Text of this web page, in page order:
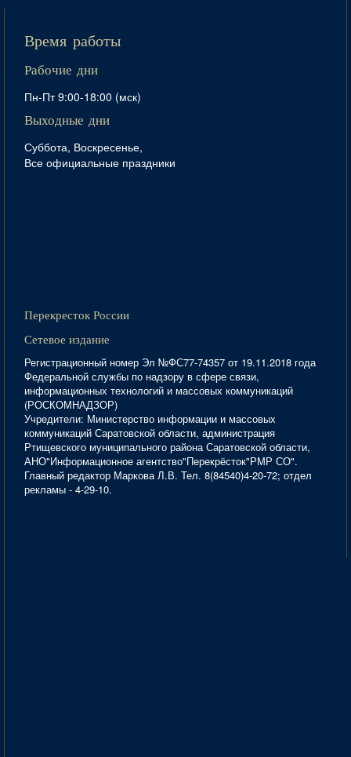
Время работы
Рабочие дни
Пн-Пт 9:00-18:00 (мск)
Выходные дни
Суббота, Воскресенье,
Все официальные праздники
Перекресток России
Сетевое издание
Регистрационный номер Эл №ФС77-74357 от 19.11.2018 года
Федеральной службы по надзору в сфере связи,
информационных технологий и массовых коммуникаций
(РОСКОМНАДЗОР)
Учредители: Министерство информации и массовых
коммуникаций Саратовской области, администрация
Ртищевского муниципального района Саратовской области,
АНО"Информационное агентство"Перекрёсток"РМР СО".
Главный редактор Маркова Л.В. Тел. 8(84540)4-20-72; отдел
рекламы - 4-29-10.